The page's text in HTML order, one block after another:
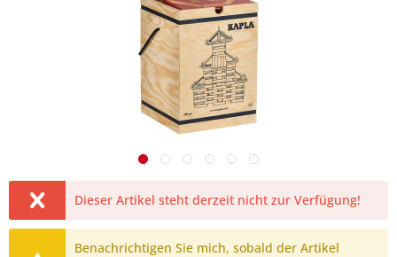
Dieser Artikel steht derzeit nicht zur Verfügung!
Benachrichtigen Sie mich, sobald der Artikel